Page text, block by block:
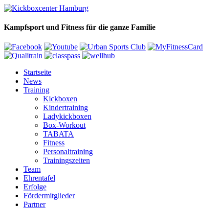
Kampfsport und Fitness für die ganze Familie
Startseite
News
Training
Kickboxen
Kindertraining
Ladykickboxen
Box-Workout
TABATA
Fitness
Personaltraining
Trainingszeiten
Team
Ehrentafel
Erfolge
Fördermitglieder
Partner